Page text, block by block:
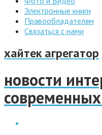
Электронные книги
Правообладателям
Связаться с нами
хайтек агрегатор
новости